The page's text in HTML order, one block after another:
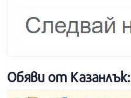
Обяви от Казанлък: